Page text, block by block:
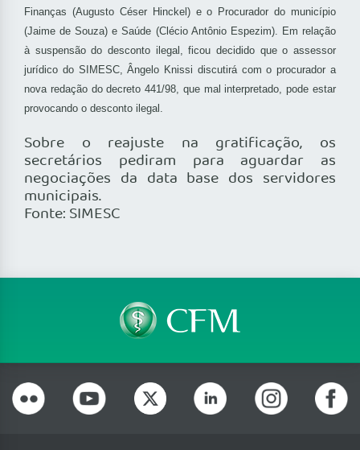
Finanças (Augusto Céser Hinckel) e o Procurador do município
(Jaime de Souza) e Saúde (Clécio Antônio Espezim). Em relação
à suspensão do desconto ilegal, ficou decidido que o assessor
jurídico do SIMESC, Ângelo Knissi discutirá com o procurador a
nova redação do decreto 441/98, que mal interpretado, pode estar
provocando o desconto ilegal.
Sobre o reajuste na gratificação, os
secretários pediram para aguardar as
negociações da data base dos servidores
municipais.
Fonte: SIMESC